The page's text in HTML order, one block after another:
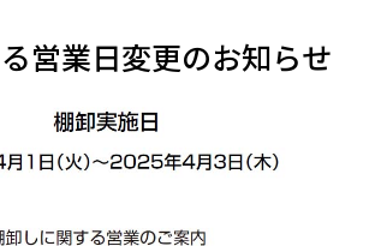
営業日変更のお知らせ